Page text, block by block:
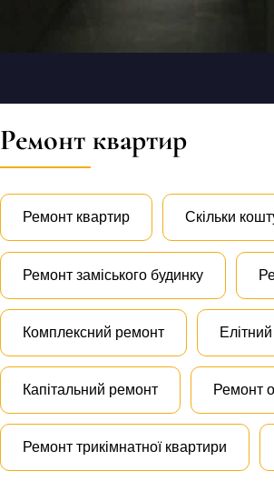
Ремонт квартир
Ремонт квартир Скільки
Ремонт заміського будинку
Комплексний ремонт
Капітальний ремонт Ремонт
Ремонт трикімнатної квартири